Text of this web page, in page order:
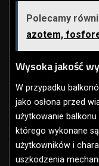
Polecamy
azotem,
Wysoka jakość
W przypadku
jako osłona przed
użytkowanie balkonu
którego wykonane
użytkowników i
uszkodzenia